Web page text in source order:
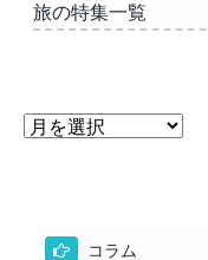
旅の特集一覧
ア
コラム